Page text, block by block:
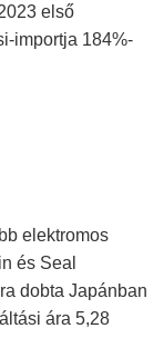
első
importja 184%-
elektromos
és Seal
dobta Japánban
ára 5,28